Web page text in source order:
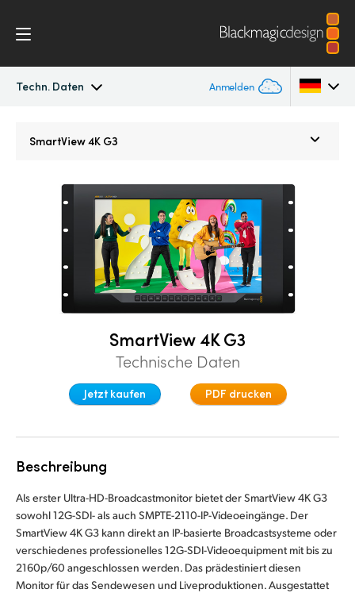
Techn. Daten Anmelden
Austria
Brazil
Canada
France
Germany
Hong Kong SAR, China
Italy
Japan
SmartView 4K G3
SmartView 4K G3
Technische Daten
Jetzt kaufen PDF drucken
Beschreibung
Als erster Ultra-HD-Broadcastmonitor bietet der SmartView 4K G3
sowohl 12G-SDI- als auch SMPTE-2110-IP-Videoeingänge. Der
SmartView 4K G3 kann direkt an IP-basierte Broadcastsysteme oder
verschiedenes professionelles 12G-SDI-Videoequipment mit bis zu
2160p/60 angeschlossen werden. Das prädestiniert diesen
Monitor für das Sendewesen und Liveproduktionen. Ausgestattet